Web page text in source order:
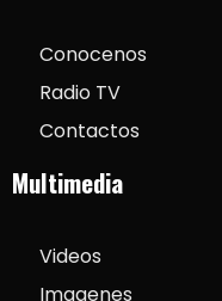
Conocenos
Radio TV
Contactos
Multimedia
Videos
Imagenes